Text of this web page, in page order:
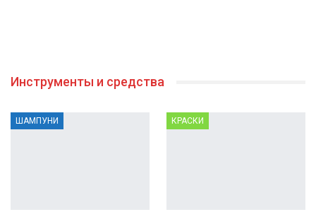
Инструменты и средства
ШАМПУНИ КРАСКИ